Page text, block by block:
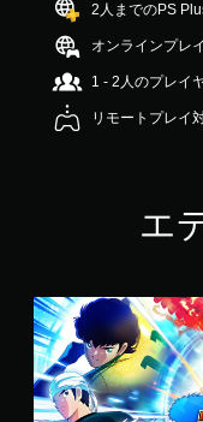
2人までのPS
オンラインプレ
1 - 2人のプレイ
リモートプレイ
エ
通
常
版